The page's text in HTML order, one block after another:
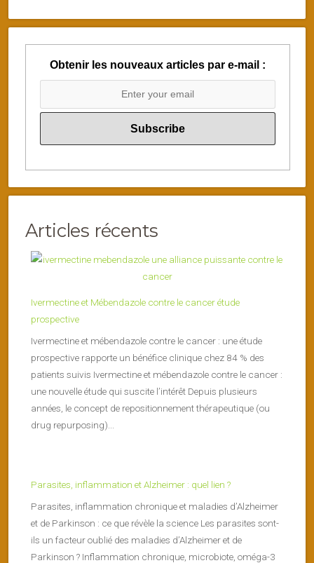
Obtenir les nouveaux articles par e-mail :
Articles récents
Ivermectine et Mébendazole contre le cancer étude
prospective
Ivermectine et mébendazole contre le cancer : une étude
prospective rapporte un bénéfice clinique chez 84 % des
patients suivis Ivermectine et mébendazole contre le cancer :
une nouvelle étude qui suscite l’intérêt Depuis plusieurs
années, le concept de repositionnement thérapeutique (ou
drug repurposing)...
Parasites, inflammation et Alzheimer : quel lien ?
Parasites, inflammation chronique et maladies d’Alzheimer
et de Parkinson : ce que révèle la science Les parasites sont-
ils un facteur oublié des maladies d’Alzheimer et de
Parkinson ? Inflammation chronique, microbiote, oméga-3